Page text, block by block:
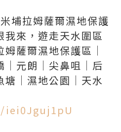
埔拉姆薩爾濕地保護
我來，遊走天水圍區
薩爾濕地保護區｜
｜元朗｜尖鼻咀｜后
塘｜濕地公園｜天水